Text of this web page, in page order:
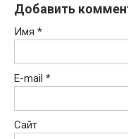
Добавить
Имя *
E-mail *
Сайт